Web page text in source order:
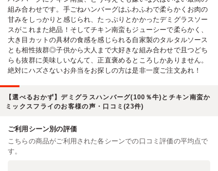
組み合わせです。手ごねハンバーグはふわふわで柔らかくお肉の
甘みをしっかりと感じられ、たっぷりとかかったデミグラスソー
スがこれまた絶品！そしてチキン南蛮もジューシーで柔らかく、
大き目カットの具材の食感を感じられる自家製のタルタルソース
とも相性抜群◎子供から大人まで大好きな組み合わせで且つどち
らも抜群に美味しいなんて、正直褒めるところしかありません。
絶対にハズさないお弁当をお探しの方は是非一度ご注文あれ！
【選べるおかず】デミグラスハンバーグ(100％牛)とチキン南蛮か
ミックスフライのお客様の声・口コミ(23件)
ご利用シーン別の評価
こちらの商品がご利用された各シーンでの口コミ評価の平均点で
す。